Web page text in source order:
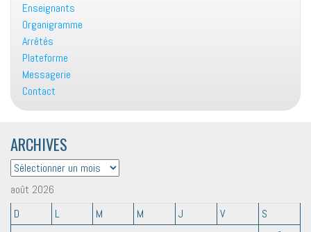
Enseignants
Organigramme
Arrêtés
Plateforme
Messagerie
Contact
ARCHIVES
ARCHIVES
août 2026
D
L M M J V
S